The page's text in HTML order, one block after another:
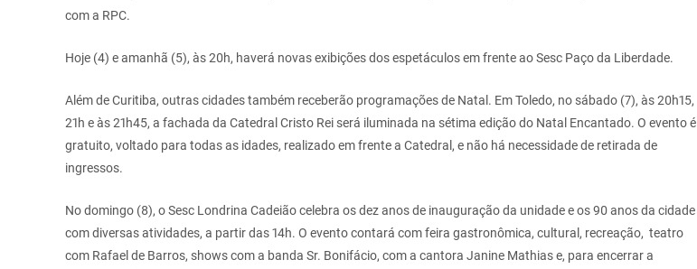
com a RPC.
Hoje (4) e amanhã (5), às 20h, haverá novas exibições dos espetáculos em frente ao Sesc Paço da Liberdade.
Além de Curitiba, outras cidades também receberão programações de Natal. Em Toledo, no sábado (7), às 20h15,
21h e às 21h45, a fachada da Catedral Cristo Rei será iluminada na sétima edição do Natal Encantado. O evento é
gratuito, voltado para todas as idades, realizado em frente a Catedral, e não há necessidade de retirada de
ingressos.
No domingo (8), o Sesc Londrina Cadeião celebra os dez anos de inauguração da unidade e os 90 anos da cidade
com diversas atividades, a partir das 14h. O evento contará com feira gastronômica, cultural, recreação, teatro
com Rafael de Barros, shows com a banda Sr. Bonifácio, com a cantora Janine Mathias e, para encerrar a